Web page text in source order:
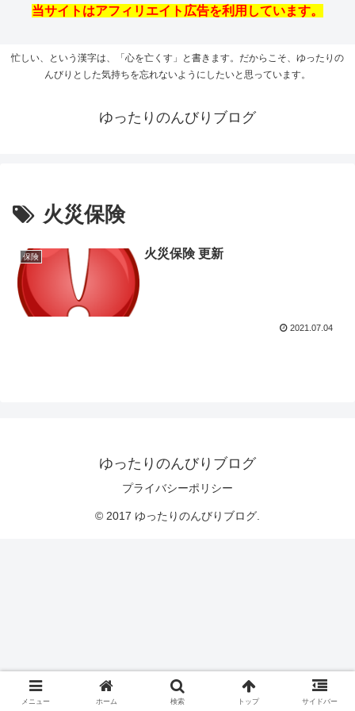
当サイトはアフィリエイト広告を利用しています。
忙しい、という漢字は、「心を亡くす」と書きます。だからこそ、ゆったりの
んびりとした気持ちを忘れないようにしたいと思っています。
ゆったりのんびりブログ
火災保険
保険 火災保険 更新
2021.07.04
ゆったりのんびりブログ
プライバシーポリシー
© 2017 ゆったりのんびりブログ.
メニュー ホーム 検索 トップ サイドバー